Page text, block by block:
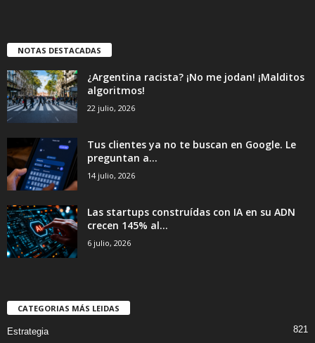
NOTAS DESTACADAS
¿Argentina racista? ¡No me jodan! ¡Malditos
algoritmos!
22 julio, 2026
Tus clientes ya no te buscan en Google. Le
preguntan a...
14 julio, 2026
Las startups construídas con IA en su ADN
crecen 145% al...
6 julio, 2026
CATEGORIAS MÁS LEIDAS
Estrategia 821